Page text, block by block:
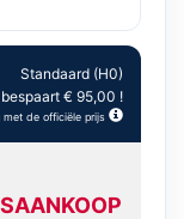
Standaard (H0)
€ 95,00 !
met de officiële prijs